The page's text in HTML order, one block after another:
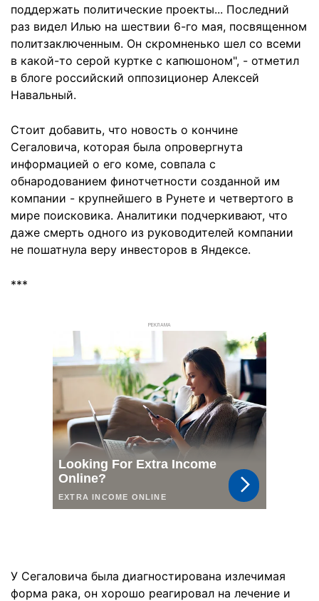
поддержать политические проекты... Последний
раз видел Илью на шествии 6-го мая, посвященном
политзаключенным. Он скромненько шел со всеми
в какой-то серой куртке с капюшоном", - отметил
в блоге российский оппозиционер Алексей
Навальный.
Стоит добавить, что новость о кончине
Сегаловича, которая была опровергнута
информацией о его коме, совпала с
обнародованием финотчетности созданной им
компании - крупнейшего в Рунете и четвертого в
мире поисковика. Аналитики подчеркивают, что
даже смерть одного из руководителей компании
не пошатнула веру инвесторов в Яндексе.
***
РЕКЛАМА
У Сегаловича была диагностирована излечимая
форма рака, он хорошо реагировал на лечение и